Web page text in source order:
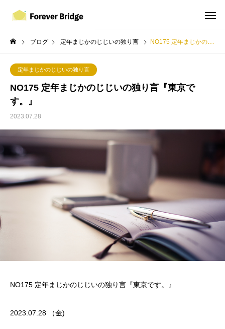
ブログ 定年まじかのじじいの独り言 NO175 定年まじかのじじいの独り言『東京です。』
定年まじかのじじいの独り言
NO175 定年まじかのじじいの独り言『東京で
す。』
2023.07.28
NO175 定年まじかのじじいの独り言『東京です。』
2023.07.28 （金)